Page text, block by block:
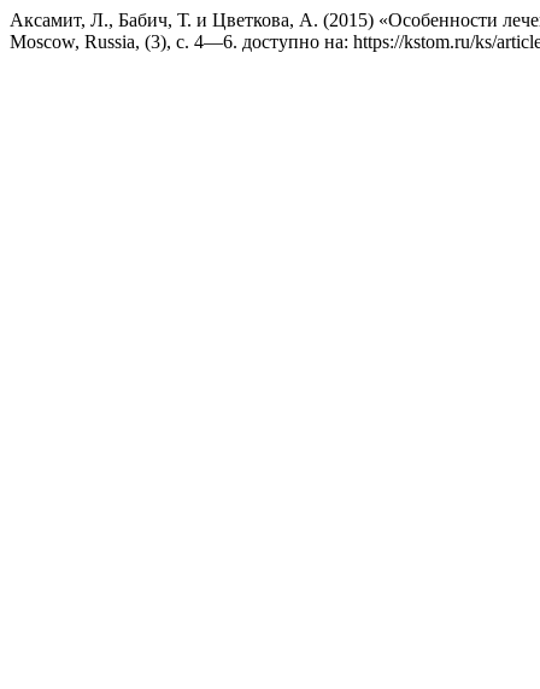
Аксамит, Л., Бабич, Т. и Цветкова, А. (2015) «Особенности
Moscow, Russia, (3), с. 4—6. доступно на: https://kstom.ru/ks/